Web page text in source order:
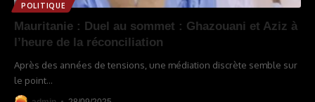
POLITIQUE
Mauritanie : Duel au sommet : Ghazouani et Aziz à
l’heure de la réconciliation
Après des années de tensions, une médiation discrète semble sur
le point…